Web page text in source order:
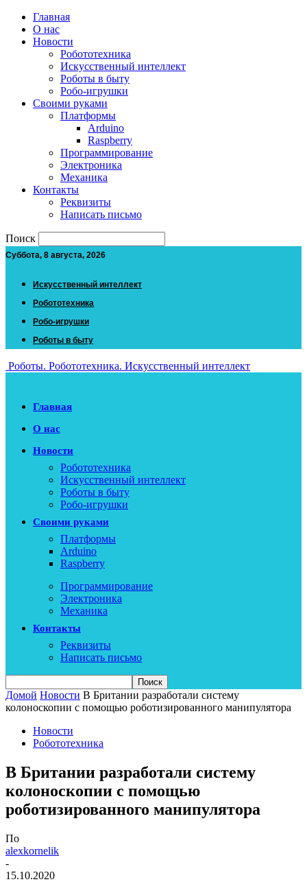
Главная
О нас
Новости
Робототехника
Искусственный интеллект
Роботы в быту
Робо-игрушки
Своими руками
Платформы
Arduino
Raspberry
Программирование
Электроника
Механика
Контакты
Реквизиты
Написать письмо
Поиск
Суббота, 8 августа, 2026
Искусственный интеллект
Робототехника
Робо-игрушки
Роботы в быту
Роботы. Робототехника. Искусственный интеллект
Главная
О нас
Новости
Робототехника
Искусственный интеллект
Роботы в быту
Робо-игрушки
Своими руками
Платформы
Arduino
Raspberry
Программирование
Электроника
Механика
Контакты
Реквизиты
Написать письмо
Домой Новости В Британии разработали систему
колоноскопии с помощью роботизированного манипулятора
Новости
Робототехника
В Британии разработали систему
колоноскопии с помощью
роботизированного манипулятора
По
alexkornelik
-
15.10.2020